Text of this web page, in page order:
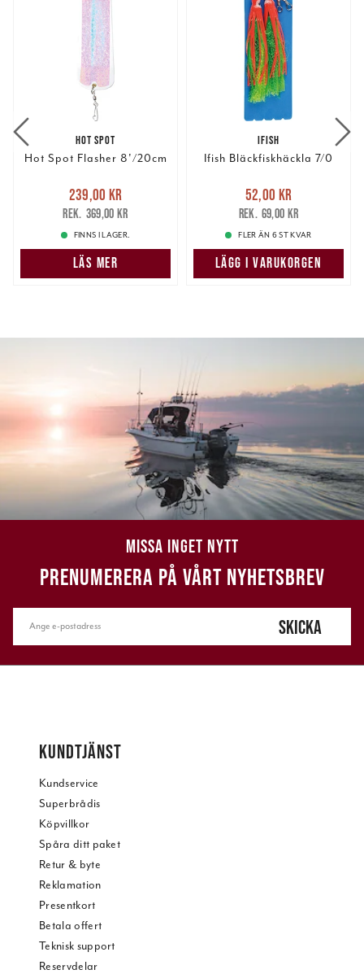
HOT SPOT
Hot Spot Flasher 8'/20cm
Nuvarande pris
239,00 krTidigare pris
369,00 kr
239,00 kr
369,00 kr
FINNS I LAGER.
LÄS MER
IFISH
Ifish Bläckfiskhäckla 7/0
Nuvarande pris
52,00 krTidigare pris
69,00 kr
52,00 kr
69,00 kr
FLER ÄN 6 ST KVAR
LÄGG I VARUKORGEN
MISSA INGET NYTT
PRENUMERERA PÅ VÅRT NYHETSBREV
SKICKA
KUNDTJÄNST
Kundservice
Superbrådis
Köpvillkor
Spåra ditt paket
Retur & byte
Reklamation
Presentkort
Betala offert
Teknisk support
Reservdelar